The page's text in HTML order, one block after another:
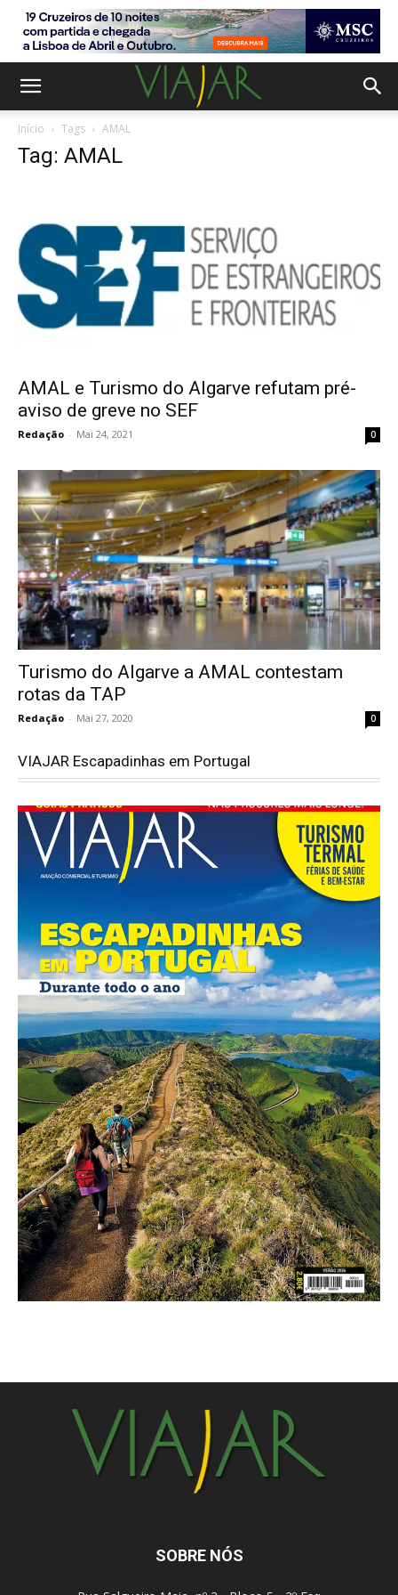
Início Tags AMAL
Tag: AMAL
AMAL e Turismo do Algarve refutam pré-
aviso de greve no SEF
Redação - Mai 24, 2021 0
Turismo do Algarve a AMAL contestam
rotas da TAP
Redação - Mai 27, 2020 0
VIAJAR Escapadinhas em Portugal
SOBRE NÓS